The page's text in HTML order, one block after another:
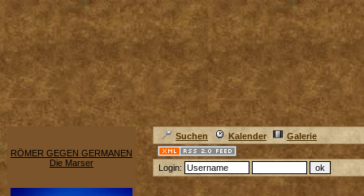
RÖMER GEGEN GERMANEN
Die Marser
Suchen Kalender Galerie
Login: